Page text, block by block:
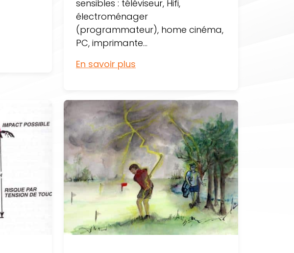
sensibles : téléviseur, Hifi,
électroménager
(programmateur), home cinéma,
PC, imprimante...
En savoir plus